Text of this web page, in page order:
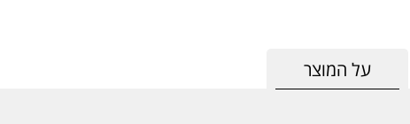
על המוצר